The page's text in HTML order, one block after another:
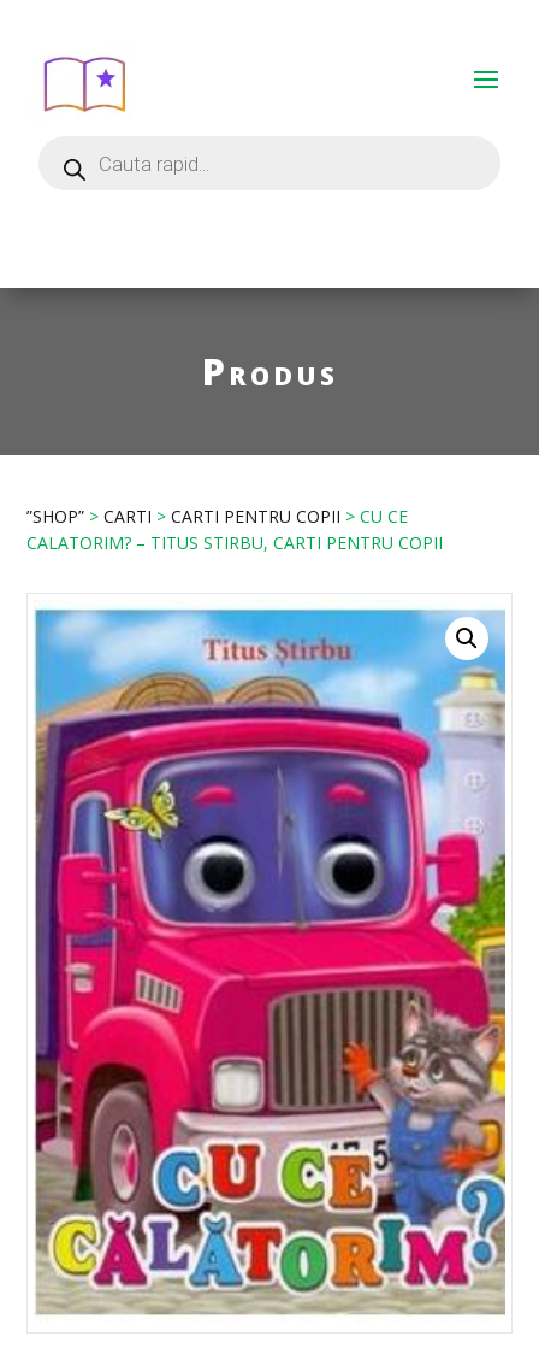
Produs
”SHOP” >CARTI >CARTI PENTRU COPII > CU CE
CALATORIM? – TITUS STIRBU, CARTI PENTRU COPII